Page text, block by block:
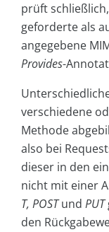
prüft
geforderte als
angegebene
Provides-
verschiedene
Methode
also bei
dieser in den
nicht mit einer
T, POSTund PUT
den